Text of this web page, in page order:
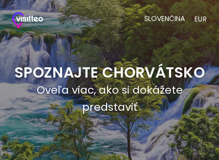
SLOVENČINA EUR
SPOZNAJTE CHORVÁTSKO
Oveľa viac, ako si dokážete
predstaviť